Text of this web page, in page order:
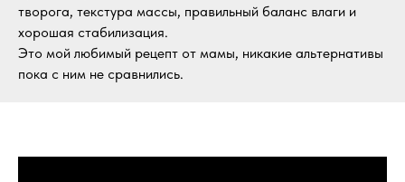
творога, текстура массы, правильный баланс влаги и
хорошая стабилизация.
Это мой любимый рецепт от мамы, никакие альтернативы
пока с ним не сравнились.